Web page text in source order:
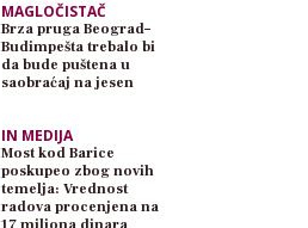
MAGLOČISTAČ
Brza pruga Beograd–
Budimpešta trebalo bi
da bude puštena u
saobraćaj na jesen
IN MEDIJA
Most kod Barice
poskupeo zbog novih
temelja: Vrednost
radova procenjena na